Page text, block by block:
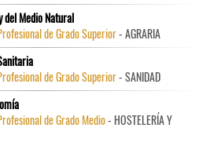
del Medio Natural
de Grado Superior- AGRARIA
de Grado Superior- SANIDAD
de Grado Medio- HOSTELERÍA Y